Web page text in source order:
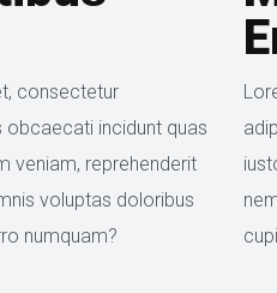
consectetur
obcaecati incidunt quas
veniam, reprehenderit
voluptas doloribus
numquam?